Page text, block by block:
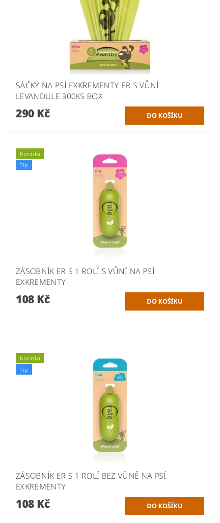
SÁČKY NA PSÍ EXKREMENTY ER S VŮNÍ
LEVANDULE 300KS BOX
290 Kč
Novinka
Tip
ZÁSOBNÍK ER S 1 ROLÍ S VŮNÍ NA PSÍ
EXKREMENTY
108 Kč
Novinka
Tip
ZÁSOBNÍK ER S 1 ROLÍ BEZ VŮNĚ NA PSÍ
EXKREMENTY
108 Kč